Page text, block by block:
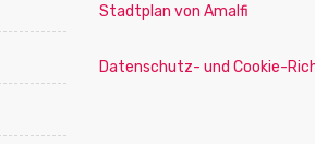
Stadtplan von Amalfi
Datenschutz- und Cookie-